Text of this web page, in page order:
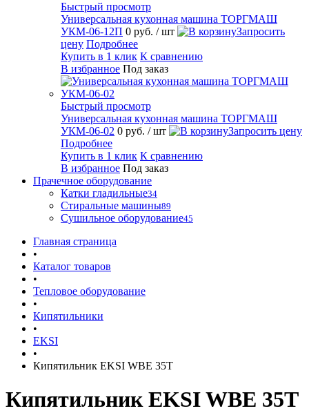
Быстрый просмотр
Универсальная кухонная машина ТОРГМАШ
УКМ-06-12П 0 руб. / шт
Запросить
цену Подробнее
Купить в 1 клик К сравнению
В избранное Под заказ
Быстрый просмотр
Универсальная кухонная машина ТОРГМАШ
УКМ-06-02 0 руб. / шт
Запросить цену
Подробнее
Купить в 1 клик К сравнению
В избранное Под заказ
Прачечное оборудование
Катки гладильные34
Стиральные машины89
Сушильное оборудование45
Главная страница
•
Каталог товаров
•
Тепловое оборудование
•
Кипятильники
•
EKSI
•
Кипятильник EKSI WBE 35T
Кипятильник EKSI WBE 35T